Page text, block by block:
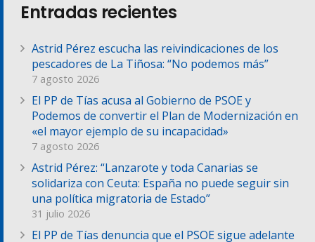
Entradas recientes
Astrid Pérez escucha las reivindicaciones de los
pescadores de La Tiñosa: “No podemos más”
7 agosto 2026
El PP de Tías acusa al Gobierno de PSOE y
Podemos de convertir el Plan de Modernización en
«el mayor ejemplo de su incapacidad»
7 agosto 2026
Astrid Pérez: “Lanzarote y toda Canarias se
solidariza con Ceuta: España no puede seguir sin
una política migratoria de Estado”
31 julio 2026
El PP de Tías denuncia que el PSOE sigue adelante